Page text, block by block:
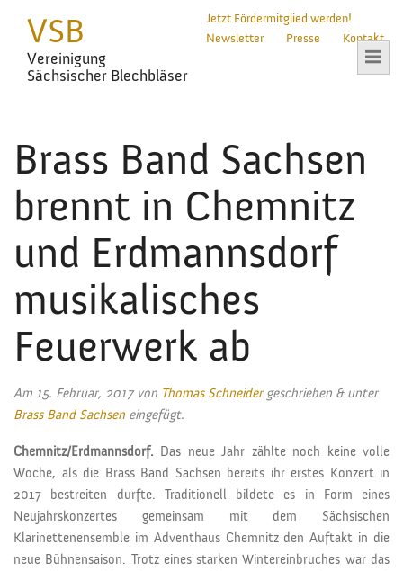
VSB
Vereinigung
Sächsischer Blechbläser
Jetzt Fördermitglied werden!
Newsletter
Presse Kontakt
Brass Band Sachsen
brennt in Chemnitz
und Erdmannsdorf
musikalisches
Feuerwerk ab
Am 15. Februar, 2017von Thomas Schneidergeschrieben &unter
Brass Band Sachsen eingefügt.
Chemnitz/Erdmannsdorf. Das neue Jahr zählte noch keine volle
Woche, als die Brass Band Sachsen bereits ihr erstes Konzert in
2017 bestreiten durfte. Traditionell bildete es in Form eines
Neujahrskonzertes gemeinsam mit dem Sächsischen
Klarinettenensemble im Adventhaus Chemnitz den Auftakt in die
neue Bühnensaison. Trotz eines starken Wintereinbruches war das